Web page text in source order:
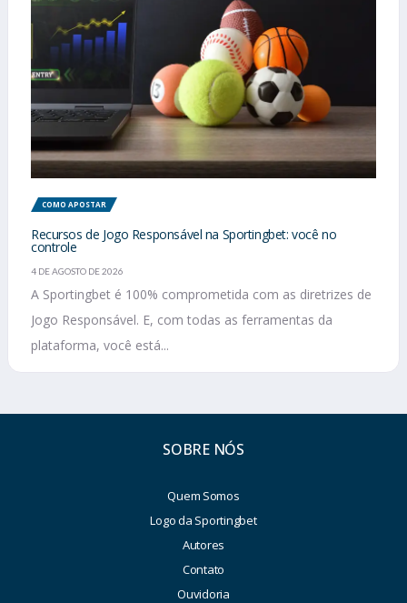
COMO APOSTAR
Recursos de Jogo Responsável na Sportingbet: você no
controle
4 DE AGOSTO DE 2026
A Sportingbet é 100% comprometida com as diretrizes de
Jogo Responsável. E, com todas as ferramentas da
plataforma, você está...
SOBRE NÓS
Quem Somos
Logo da Sportingbet
Autores
Contato
Ouvidoria